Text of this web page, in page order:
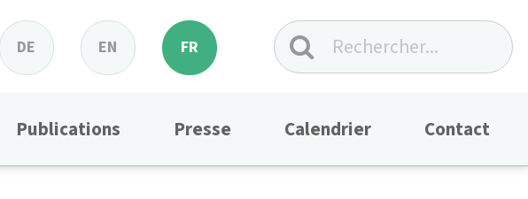
DE EN FR
Publications Presse Calendrier Contact